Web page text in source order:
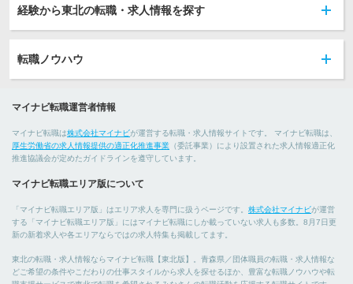
経験から東北の転職・求人情報を探す
転職ノウハウ
マイナビ転職運営者情報
マイナビ転職は株式会社マイナビが運営する転職・求人情報サイトです。 マイナビ転職は、
厚生労働省の求人情報提供の適正化推進事業 （委託事業）により設置された求人情報適正化
推進協議会が定めたガイドラインを遵守しています。
マイナビ転職エリア版について
「マイナビ転職エリア版」はエリア求人を専門に扱うページです。 株式会社マイナビが運営
する「マイナビ転職エリア版」にはマイナビ転職にしか載っていない求人も多数。8月7日更
新の新着求人や各エリアならではの求人特集も掲載してます。
東北の転職・求人情報ならマイナビ転職【東北版】。青森県／団体職員の転職・求人情報な
どご希望の条件やこだわりの仕事スタイルから求人を探せるほか、豊富な転職ノウハウや転